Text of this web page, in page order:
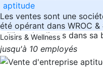
aptitude
Les ventes sont une
été opérant dans WROC
milliers de clients dans sa
Loisirs & Wellness
jusqu'à 10 employés